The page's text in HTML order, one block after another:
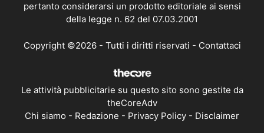
pertanto considerarsi un prodotto editoriale ai sensi
della legge n. 62 del 07.03.2001
Copyright ©2026 - Tutti i diritti riservati - Contattaci
Le attività pubblicitarie su questo sito sono gestite da
theCoreAdv
Chi siamo - Redazione - Privacy Policy - Disclaimer